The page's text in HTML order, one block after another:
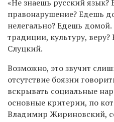
«Не знаешь русский
правонарушение? Едешь
нелегально? Едешь
традиции, культуру,
Слуцкий.
Возможно, это звучит
отсутствие боязни
вскрывать социальные
основные критерии, по
Владимир Жириновский,